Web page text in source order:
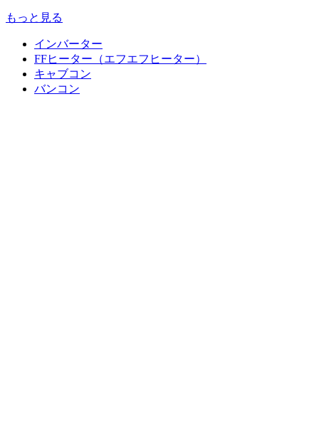
もっと見る
インバーター
FFヒーター（エフエフヒーター）
キャブコン
バンコン